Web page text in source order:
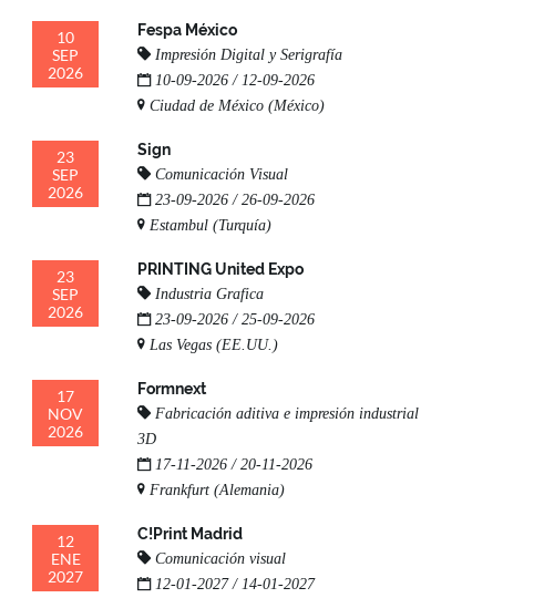
10
SEP
2026
Fespa México
Impresión Digital y Serigrafía
10-09-2026 / 12-09-2026
Ciudad de México (México)
23
SEP
2026
Sign
Comunicación Visual
23-09-2026 / 26-09-2026
Estambul (Turquía)
23
SEP
2026
PRINTING United Expo
Industria Grafica
23-09-2026 / 25-09-2026
Las Vegas (EE.UU.)
17
NOV
2026
Formnext
Fabricación aditiva e impresión industrial
3D
17-11-2026 / 20-11-2026
Frankfurt (Alemania)
12
ENE
2027
C!Print Madrid
Comunicación visual
12-01-2027 / 14-01-2027